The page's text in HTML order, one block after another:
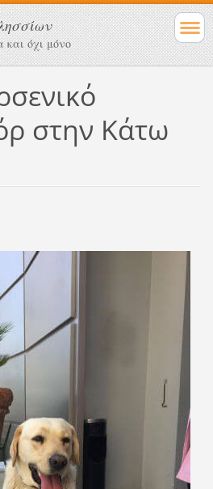
και όχι μόνο
στην Κάτω